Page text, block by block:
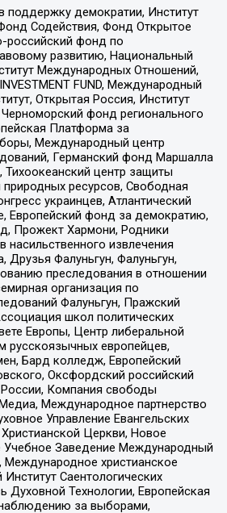
демократии, Институт
Содействия, Фонд Открытое
российский фонд по
развитию, Национальный
Международных Отношений,
INVESTMENT FUND, Международный
Открытая Россия, Институт
фонд регионального
Платформа за
Международный центр
Германский фонд Маршалла
центр защиты
ресурсов, Свободная
украинцев, Атлантический
Европейский фонд за демократию,
Прожект Хармони, Родники
насильственного извлечения
Друзья Фалуньгун, Фалуньгун,
преследования в отношении
организация по
Фалуньгун, Пражский
школ политических
Европы, Центр либеральной
русскоязычных европейцев,
Бард колледж, Европейский
Оксфордский российский
Компания свободы
Международное партнерство
Управление Евангельских
Церкви, Новое
Учебное Заведение Международный
христианское
Саентологических
Духовной Технологии, Европейская
за выборами,